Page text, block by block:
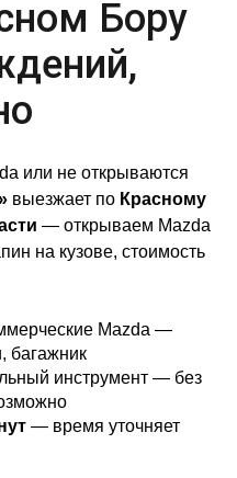
Бору
или не открываются
выезжает по Красному
— открываем Mazda
на кузове, стоимость
Mazda —
багажник
инструмент — без
— время уточняет